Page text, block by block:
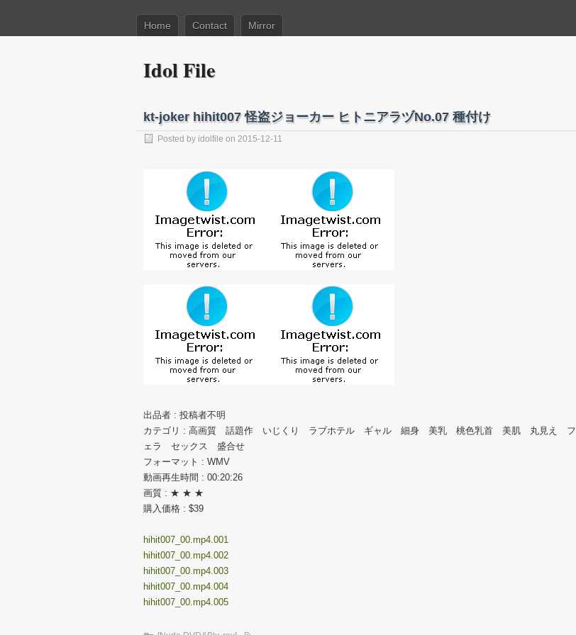
Home Contact Mirror
Idol File
kt-joker hihit007 怪盗ジョーカー ヒトニアラヅNo.07 種付け
Posted by idolfile on 2015-12-11
出品者 : 投稿者不明
カテゴリ : 高画質 話題作 いじくり ラブホテル ギャル 細身 美乳 桃色乳首 美肌 丸見え フ
ェラ セックス 盛合せ
フォーマット : WMV
動画再生時間 : 00:20:26
画質 : ★ ★ ★
購入価格 : $39
hihit007_00.mp4.001
hihit007_00.mp4.002
hihit007_00.mp4.003
hihit007_00.mp4.004
hihit007_00.mp4.005